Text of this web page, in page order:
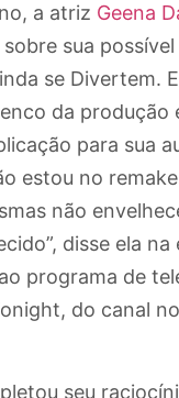
a atriz Geena
sua
se Divertem.
da produção
para sua
estou no
não
disse ela na
programa de
do canal
seu